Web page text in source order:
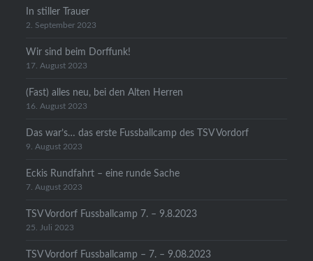
In stiller Trauer
2. September 2023
Wir sind beim Dorffunk!
17. August 2023
(Fast) alles neu, bei den Alten Herren
16. August 2023
Das war’s… das erste Fussballcamp des TSV Vordorf
9. August 2023
Eckis Rundfahrt – eine runde Sache
7. August 2023
TSV Vordorf Fussballcamp 7. – 9.8.2023
25. Juli 2023
TSV Vordorf Fussballcamp – 7. – 9.08.2023